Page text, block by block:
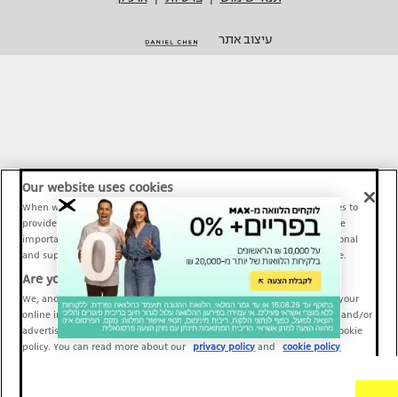
עיצוב אתר
Our website uses cookies
When we provide Maariv, TMI and Sport1 content online, we use cookies to
provide social media features and to analyze our traffic. These tools are
important and necessary for our website functionality. Others are optional
and support Maariv, TMI and Sport1 activity and your online experience.
Are you happy to accept cookies?
We, and our partners, use information about your use of our site and your
online interactions to improve our services and to personalize content and/or
advertising for you. You can read more about our privacy policy and cookie
policy. You can read more about our
privacy policy and cookie policy